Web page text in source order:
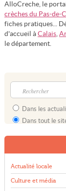
AlloCreche, le
crèches du Pas-de-
fiches pratiques...
d'accueil à Calais,
le département.
Dans les
Dans tout le
Actualité locale
Culture et média